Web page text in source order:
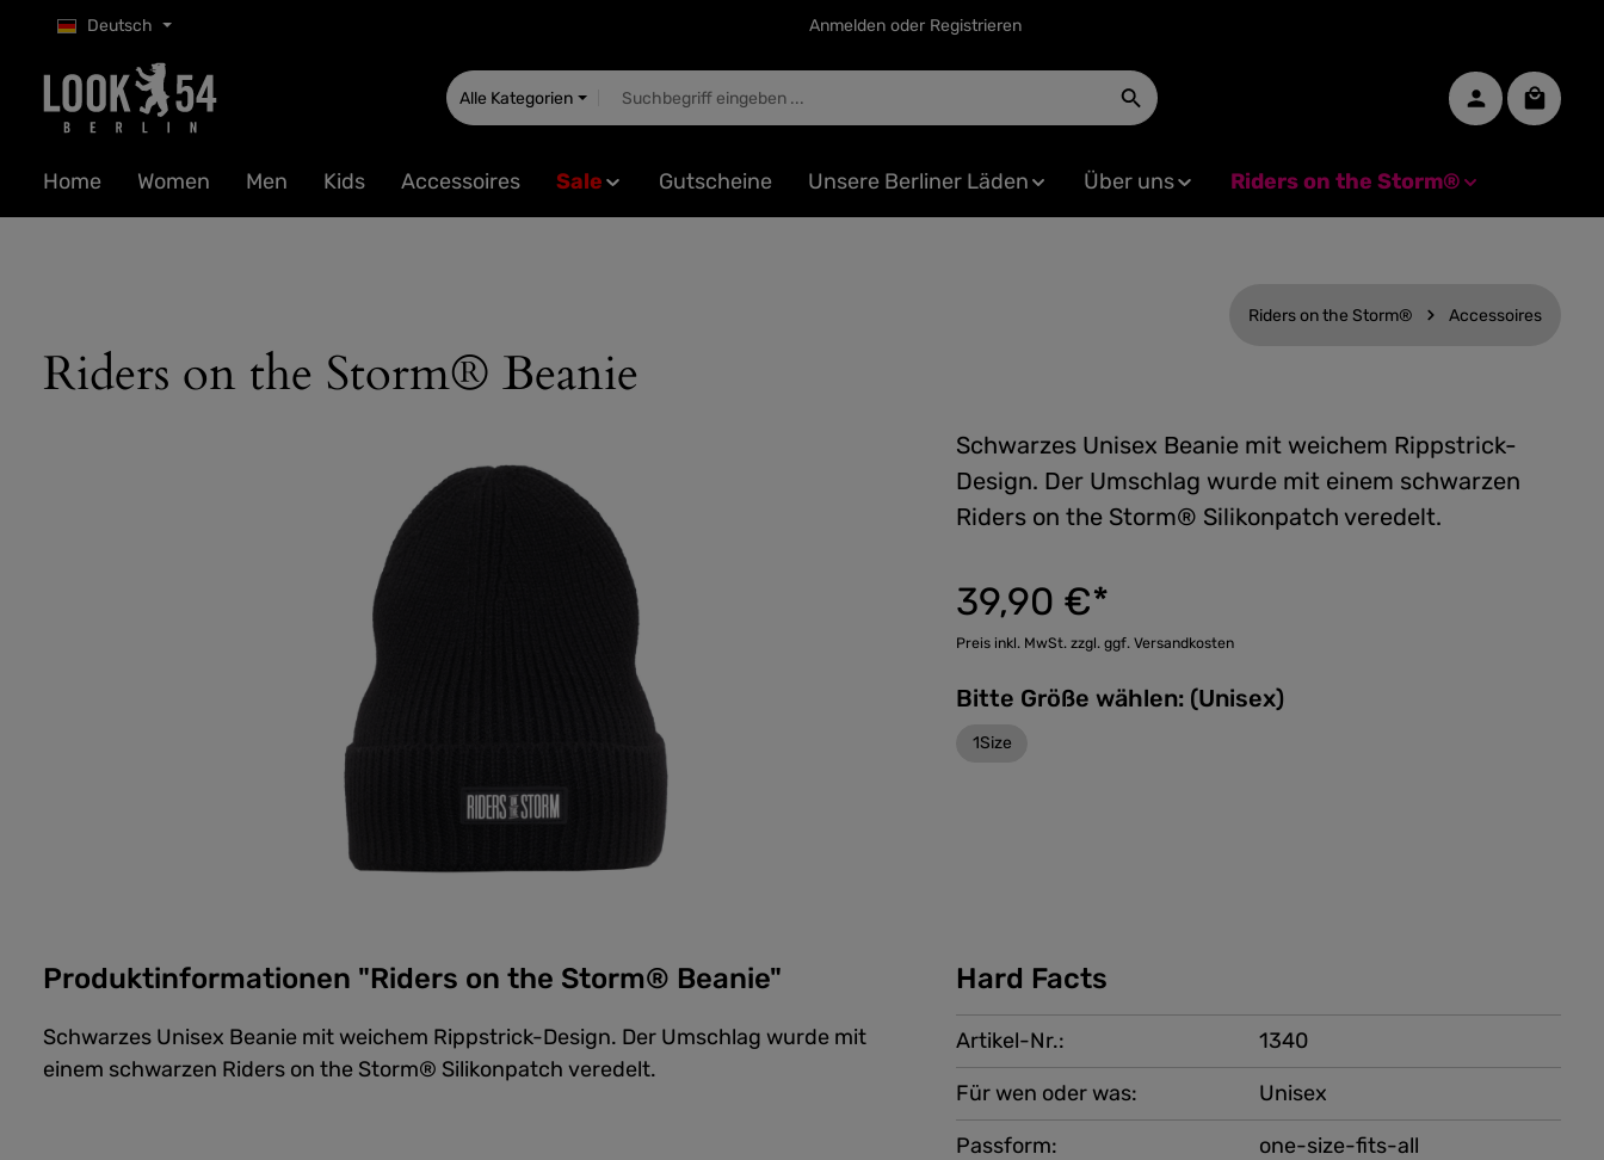
Hauptinhalt springen
Zur Suche springen
Zur Hauptnavigation springen Anmelden oder Registrieren
Deutsch
Alle Kategorien
Home Women Men Kids Accessoires Sale Gutscheine Unsere Berliner Läden Über uns Riders on the Storm®
Riders on the Storm® Accessoires
Riders on the Storm® Beanie
Schwarzes Unisex Beanie mit weichem Rippstrick-
Design. Der Umschlag wurde mit einem schwarzen
Riders on the Storm® Silikonpatch veredelt.
39,90 €*
Preis inkl. MwSt. zzgl. ggf. Versandkosten
Bitte Größe wählen: (Unisex)
1Size
Produktinformationen "Riders on the Storm® Beanie"
Schwarzes Unisex Beanie mit weichem Rippstrick-Design. Der Umschlag wurde mit
einem schwarzen Riders on the Storm® Silikonpatch veredelt.
Hard Facts
Artikel-Nr.:
1340
Für wen oder was:
Unisex
Passform:
one-size-fits-all